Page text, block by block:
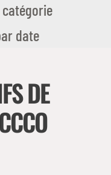
date
DE